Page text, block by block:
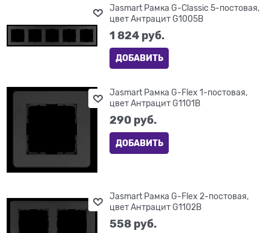
Jasmart Рамка G-Classic 5-постовая,
цвет Антрацит G1005B
1 824 руб.
ДОБАВИТЬ
Jasmart Рамка G-Flex 1-постовая,
цвет Антрацит G1101B
290 руб.
ДОБАВИТЬ
Jasmart Рамка G-Flex 2-постовая,
цвет Антрацит G1102B
558 руб.